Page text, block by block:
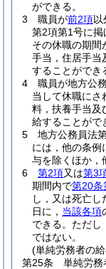
ができる。
3
職員が前2項
第2項第1号に掲
その休職の期間
手当，住居手当
することができ
4
職員が地方公
当して休職にさ
料，扶養手当及
給することがで
5
地方公務員法
には，他の条例
与を除くほか，
6
第2項又は第3
期間内で第20条
し，又は死亡し
日に， 当該各項
できる。 ただし
ではない。
(単純労務者の
第25条
単純労務